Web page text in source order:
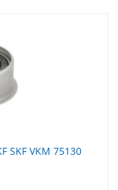
SKF VKM 75130